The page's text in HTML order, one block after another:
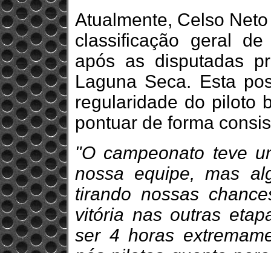
Atualmente, Celso
classificação geral
após as disputadas
Laguna Seca. Esta
regularidade do piloto
pontuar de forma
"O campeonato teve
nossa equipe, mas
tirando nossas
vitória nas outras
ser 4 horas